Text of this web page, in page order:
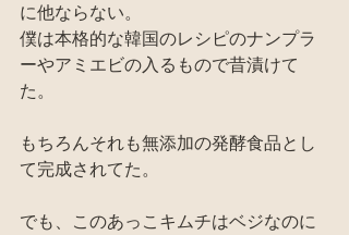
に他ならない。
僕は本格的な韓国のレシピのナンプラ
ーやアミエビの入るもので昔漬けて
た。
もちろんそれも無添加の発酵食品とし
て完成されてた。
でも、このあっこキムチはベジなのに